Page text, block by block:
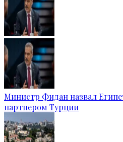
Министр Фидан назвал
партнером Турции